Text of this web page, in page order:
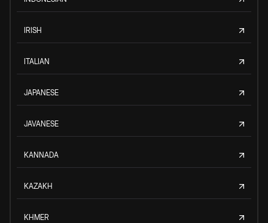
IRISH
ITALIAN
JAPANESE
JAVANESE
KANNADA
KAZAKH
KHMER